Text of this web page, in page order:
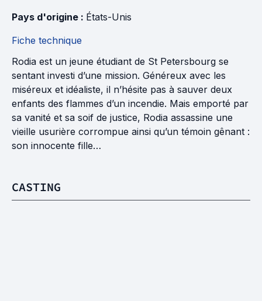
Pays d'origine : États-Unis
Fiche technique
Rodia est un jeune étudiant de St Petersbourg se
sentant investi d’une mission. Généreux avec les
miséreux et idéaliste, il n’hésite pas à sauver deux
enfants des flammes d’un incendie. Mais emporté par
sa vanité et sa soif de justice, Rodia assassine une
vieille usurière corrompue ainsi qu’un témoin gênant :
son innocente fille…
CASTING